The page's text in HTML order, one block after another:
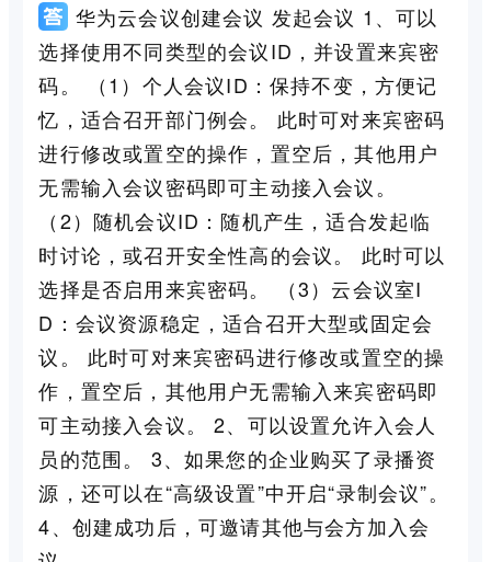
华为云会议创建会议 发起会议 1、可以
选择使用不同类型的会议ID，并设置来宾密
码。 （1）个人会议ID：保持不变，方便记
忆，适合召开部门例会。 此时可对来宾密码
进行修改或置空的操作，置空后，其他用户
无需输入会议密码即可主动接入会议。
（2）随机会议ID：随机产生，适合发起临
时讨论，或召开安全性高的会议。 此时可以
选择是否启用来宾密码。 （3）云会议室I
D：会议资源稳定，适合召开大型或固定会
议。 此时可对来宾密码进行修改或置空的操
作，置空后，其他用户无需输入来宾密码即
可主动接入会议。 2、可以设置允许入会人
员的范围。 3、如果您的企业购买了录播资
源，还可以在“高级设置”中开启“录制会议”。
4、创建成功后，可邀请其他与会方加入会